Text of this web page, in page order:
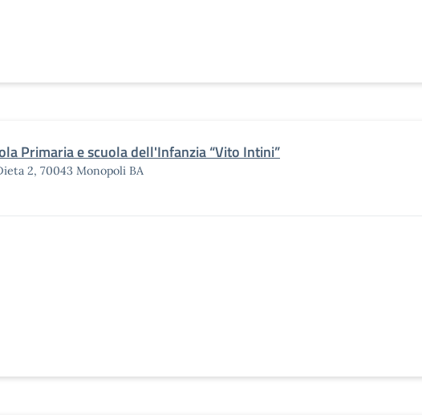
Primaria e scuola dell'Infanzia “Vito Intini”
2, 70043 Monopoli BA